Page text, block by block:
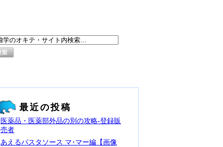
最近の投稿
医薬品・医薬部外品の別の攻略‐登録販
売者
あえるパスタソース マ･マー編【画像